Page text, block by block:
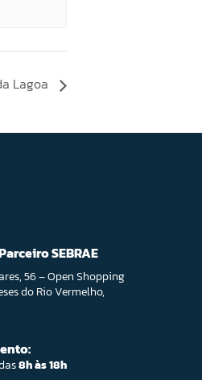
Lagoa
SEBRAE
56 – Open Shopping
do Rio Vermelho,
8h às 18h